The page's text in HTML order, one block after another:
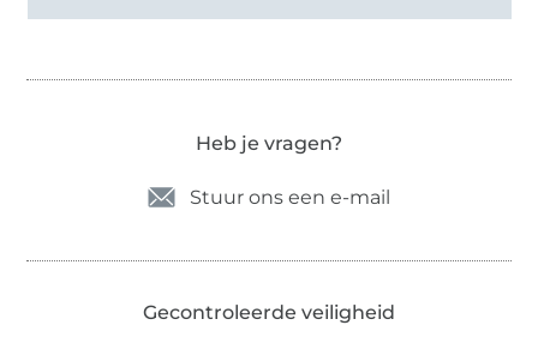
Heb je vragen?
Stuur ons een e-mail
Gecontroleerde veiligheid